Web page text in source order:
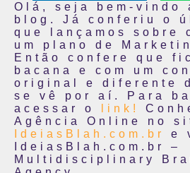
Olá, seja bem-vindo
blog. Já conferiu o
que lançamos sobre
um plano de
Então confere que
bacana e com um
original e diferente
se vê por aí. Para
acessar o
link!
Agência Online no
IdeiasBlah.com.br
e
IdeiasBlah.com.br –
Multidisciplinary